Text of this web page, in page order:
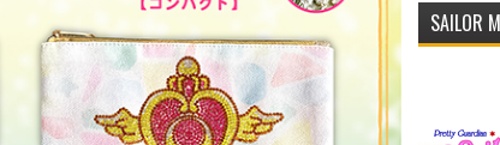
SAILOR